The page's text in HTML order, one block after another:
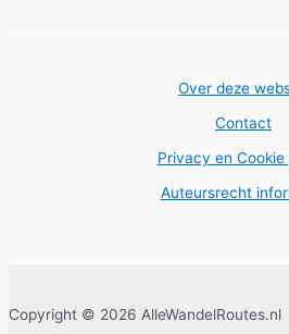
Over deze
Contact
Privacy en Cookie
Auteursrecht
Copyright © 2026 AlleWandelRoutes.nl